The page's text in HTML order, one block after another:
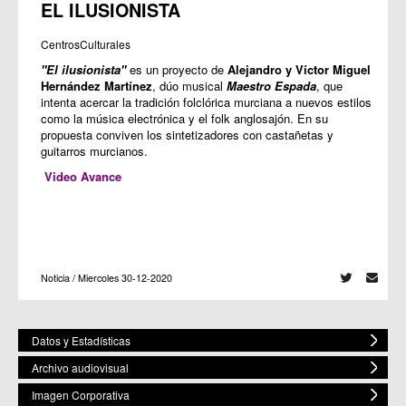
EL ILUSIONISTA
CentrosCulturales
"El ilusionista"es un proyecto de Alejandro y Víctor Miguel
Hernández Martínez, dúo musical Maestro Espada, que
intenta acercar la tradición folclórica murciana a nuevos estilos
como la música electrónica y el folk anglosajón. En su
propuesta conviven los sintetizadores con castañetas y
guitarros murcianos.
Video Avance
Noticia / Miercoles 30-12-2020
Datos y Estadísticas
Archivo audiovisual
Imagen Corporativa